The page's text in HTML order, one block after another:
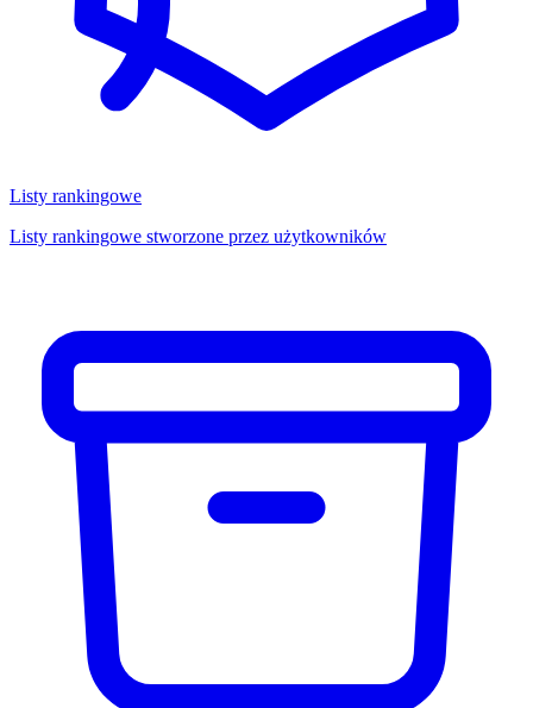
Listy rankingowe
Listy rankingowe stworzone przez użytkowników